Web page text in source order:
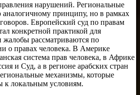
нарушений. Региональные
аналогичному принципу, но в рамках
Европейский суд по правам
конкретной практикой для
рассматриваются по
о правах человека. В Америке
система прав человека, в Африке
и Суд, а в регионе арабских стран
механизмы, которые
к локальным условиям.